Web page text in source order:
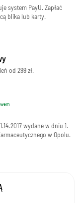
system PayU. Zapłać
blika lub karty.
od 299 zł.
wydane w dniu 1.
w Opolu.